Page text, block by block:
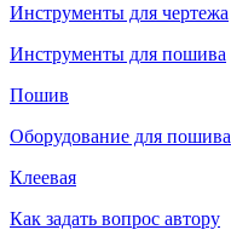
Инструменты для чертежа
Инструменты для пошива
Пошив
Оборудование для пошива
Клеевая
Как задать вопрос автору